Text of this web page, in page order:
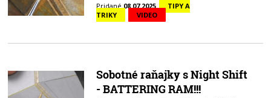
Pridané 08.07.2025
TIPY A
TRIKY
VIDEO
Sobotné raňajky s Night Shift
- BATTERING RAM!!!